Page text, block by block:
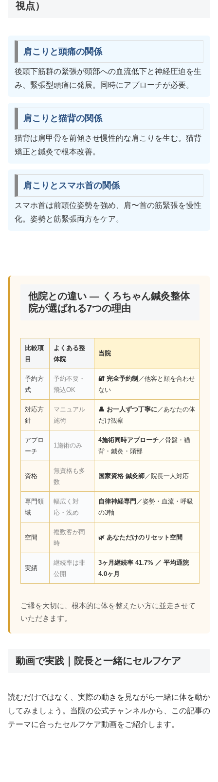
視点）
肩こりと頭痛の関係
後頭下筋群の緊張が頭部への血流低下と神経圧迫を生
み、緊張型頭痛に発展。同時にアプローチが必要。
肩こりと猫背の関係
猫背は肩甲骨を前傾させ慢性的な肩こりを生む。猫背
矯正と鍼灸で根本改善。
肩こりとスマホ首の関係
スマホ首は前頭位姿勢を強め、肩〜首の筋緊張を慢性
化。姿勢と筋緊張両方をケア。
他院との違い — くろちゃん鍼灸整体
院が選ばれる7つの理由
比較項
目
よくある整
体院
当院
予約方
式
予約不要・
飛込OK
🔐 完全予約制 ／他客と顔を合わせ
ない
対応方
針
マニュアル
施術
👤 お一人ずつ丁寧に ／あなたの体
だけ観察
アプロ
ーチ
1施術のみ
4施術同時アプローチ ／骨盤・猫
背・鍼灸・頭部
資格
無資格も多
数
国家資格 鍼灸師 ／院長一人対応
専門領
域
幅広く対
応・浅め
自律神経専門 ／姿勢・血流・呼吸
の3軸
空間
複数客が同
時
🌿 あなただけのリセット空間
実績
継続率は非
公開
3ヶ月継続率 41.7% ／ 平均通院
4.0ヶ月
ご縁を大切に、根本的に体を整えたい方に並走させて
いただきます。
動画で実践｜院長と一緒にセルフケア
読むだけではなく、実際の動きを見ながら一緒に体を動か
してみましょう。当院の公式チャンネルから、この記事の
テーマに合ったセルフケア動画をご紹介します。